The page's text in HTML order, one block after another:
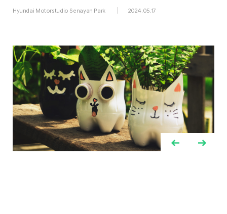
Hyundai Motorstudio Senayan Park 2024.05.17